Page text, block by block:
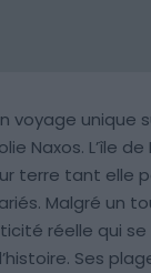
voyage unique
Naxos. L’île
terre tant elle
Malgré un
réelle qui
Ses